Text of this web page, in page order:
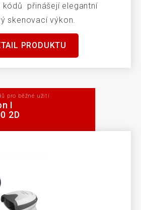
kódů přinášejí elegantní
skenovací výkon.
PRODUKTU
pro běžné užití
I
2D